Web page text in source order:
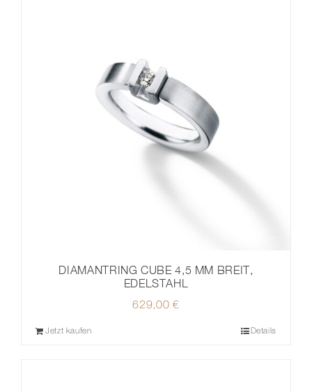
DIAMANTRING CUBE 4,5 MM BREIT,
EDELSTAHL
629,00 €
Jetzt kaufen Details